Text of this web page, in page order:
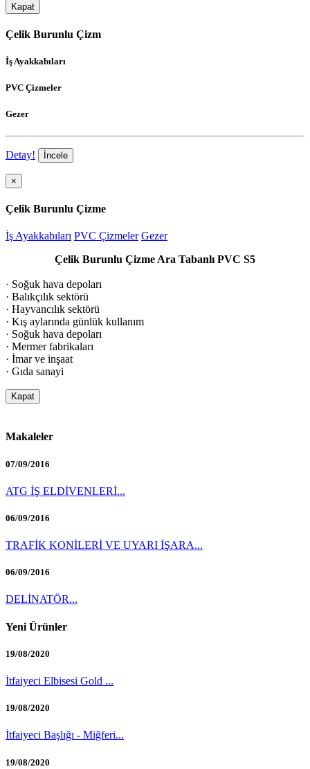
Kapat
Çelik Burunlu Çizm
İş Ayakkabıları
PVC Çizmeler
Gezer
Detay! İncele
×
Çelik Burunlu Çizme
İş Ayakkabıları PVC Çizmeler Gezer
Çelik Burunlu Çizme Ara Tabanlı PVC S5
· Soğuk hava depoları
· Balıkçılık sektörü
· Hayvancılık sektörü
· Kış aylarında günlük kullanım
· Soğuk hava depoları
· Mermer fabrikaları
· İmar ve inşaat
· Gıda sanayi
Kapat
Makaleler
07/09/2016
ATG İŞ ELDİVENLERİ...
06/09/2016
TRAFİK KONİLERİ VE UYARI İŞARA...
06/09/2016
DELİNATÖR...
Yeni Ürünler
19/08/2020
İtfaiyeci Elbisesi Gold ...
19/08/2020
İtfaiyeci Başlığı - Miğferi...
19/08/2020